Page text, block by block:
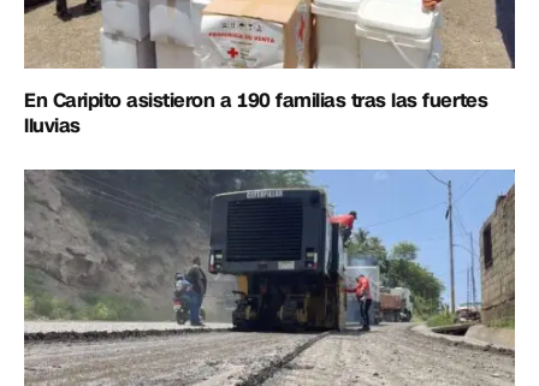
En Caripito asistieron a 190 familias tras las fuertes
lluvias